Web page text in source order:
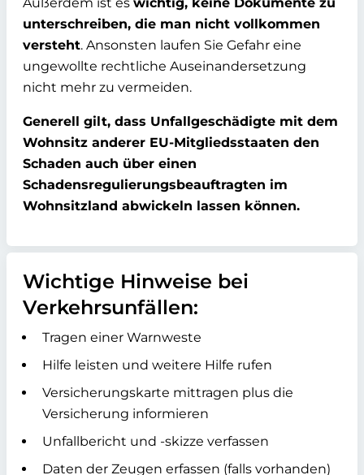
unterschreiben, die man nicht vollkommen
versteht. Ansonsten laufen Sie Gefahr eine
ungewollte rechtliche Auseinandersetzung
nicht mehr zu vermeiden.
Generell gilt, dass Unfallgeschädigte mit dem
Wohnsitz anderer EU-Mitgliedsstaaten den
Schaden auch über einen
Schadensregulierungsbeauftragten im
Wohnsitzland abwickeln lassen können.
Wichtige Hinweise bei
Verkehrsunfällen:
Tragen einer Warnweste
Hilfe leisten und weitere Hilfe rufen
Versicherungskarte mittragen plus die
Versicherung informieren
Unfallbericht und -skizze verfassen
Daten der Zeugen erfassen (falls vorhanden)